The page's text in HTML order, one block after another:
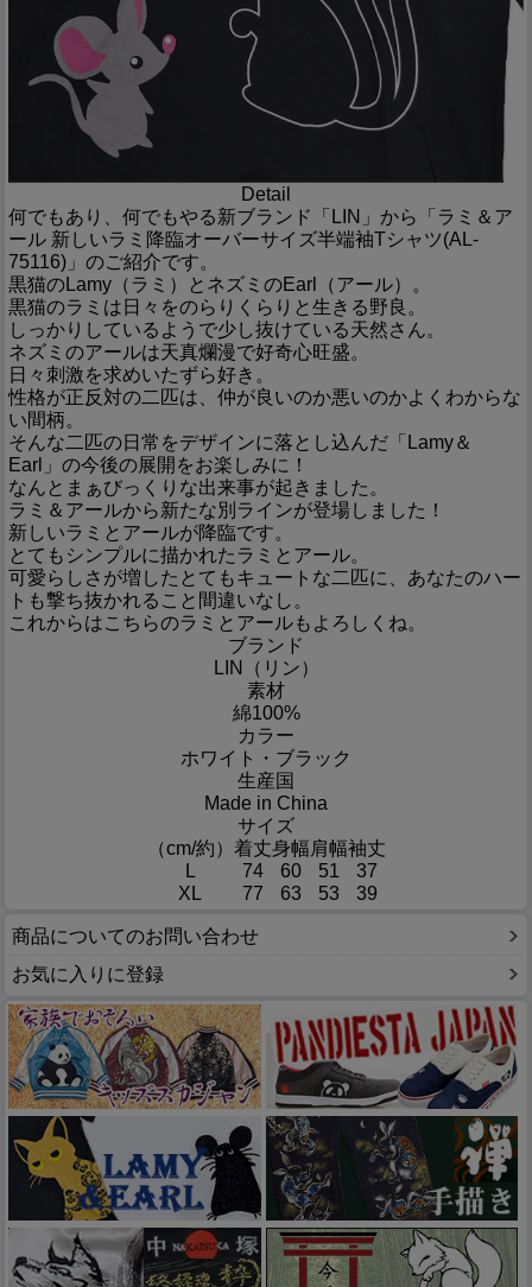
Detail
何でもあり、何でもやる新ブランド「LIN」から「ラミ＆ア
ール 新しいラミ降臨オーバーサイズ半端袖Tシャツ(AL-
75116)」のご紹介です。
黒猫のLamy（ラミ）とネズミのEarl（アール）。
黒猫のラミは日々をのらりくらりと生きる野良。
しっかりしているようで少し抜けている天然さん。
ネズミのアールは天真爛漫で好奇心旺盛。
日々刺激を求めいたずら好き。
性格が正反対の二匹は、仲が良いのか悪いのかよくわからな
い間柄。
そんな二匹の日常をデザインに落とし込んだ「Lamy＆
Earl」の今後の展開をお楽しみに！
なんとまぁびっくりな出来事が起きました。
ラミ＆アールから新たな別ラインが登場しました！
新しいラミとアールが降臨です。
とてもシンプルに描かれたラミとアール。
可愛らしさが増したとてもキュートな二匹に、あなたのハー
トも撃ち抜かれること間違いなし。
これからはこちらのラミとアールもよろしくね。
ブランド
LIN（リン）
素材
綿100%
カラー
ホワイト・ブラック
生産国
Made in China
サイズ
（cm/約） 着丈身幅肩幅袖丈
L
74 60 51
37
XL
77 63 53 39
商品についてのお問い合わせ
お気に入りに登録